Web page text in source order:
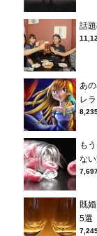
話
あ
レ
も
な
既
5選